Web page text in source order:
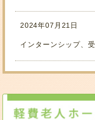
2024年07月21日
インターンシップ、